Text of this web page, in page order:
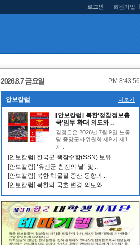
로그인 회원가입
2026.8.7 금요일 PM 8:43:57
안보칼럼 더보기
[안보칼럼] 북한‘정찰정보총
국’임무 확대 의도와 ..
김정은은 2026년 7월 9일 노동
당 중앙군사위원회 제9기 제1
차 ..
[안보칼럼] 한국군 핵잠수함(SSN) 보유..
[안보칼럼] ‘유엔군 참전의 날’ 및 ..
[안보칼럼] 북한 핵물질 증산 동향과 ..
[안보칼럼] 북한의 국호 변경 의도와 ..